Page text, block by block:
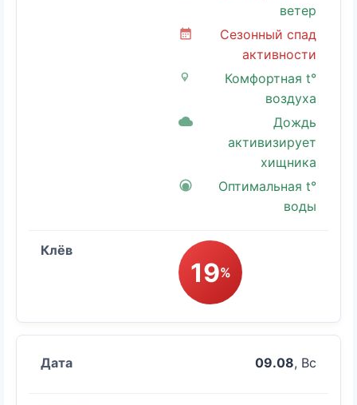
ветер
Сезонный спад
активности
Комфортная t°
воздуха
Дождь
активизирует
хищника
Оптимальная t°
воды
19%
09.08, Вс